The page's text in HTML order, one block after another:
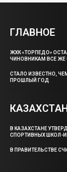
ГЛАВНОЕ
ЖХК «ТОРПЕДО»
ЧИНОВНИКАМ ВСЕ ЖЕ
СТАЛО ИЗВЕСТНО,
ПРОШЛЫЙ ГОД
В КАЗАХСТАНЕ
СПОРТИВНЫХ ШКОЛ-
В ПРАВИТЕЛЬСТВЕ